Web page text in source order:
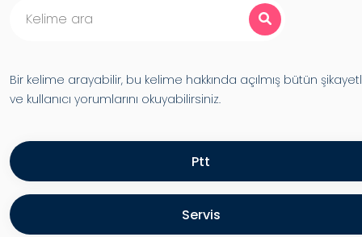
Bir kelime arayabilir, bu kelime hakkında açılmış bütün
ve kullanıcı yorumlarını okuyabilirsiniz.
Ptt
Servis